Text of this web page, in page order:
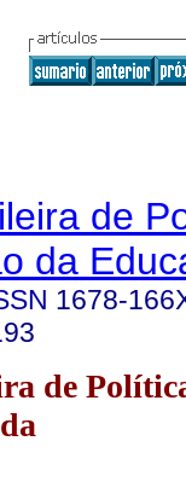
de
da
1678-
de